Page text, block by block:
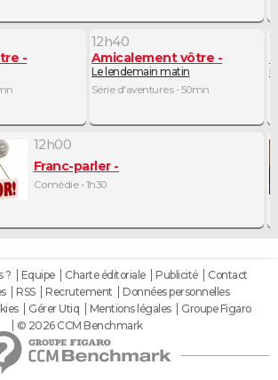
12h40
Amicalement vôtre
Le lendemain matin
Série d'aventures - 50mn
12h00
Franc-parler
Comédie - 1h30
? Equipe Charte éditoriale Publicité
Contact
RSS Recrutement
Données personnelles
Gérer Utiq Mentions légales
Groupe Figaro
© 2026 CCM Benchmark